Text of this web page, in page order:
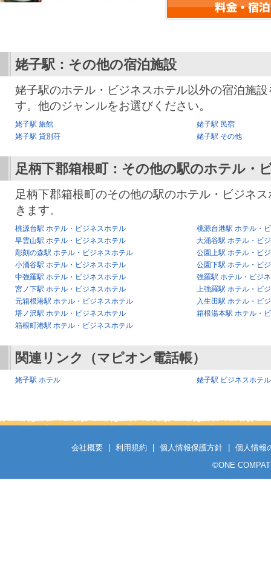
姥子駅：その他の宿泊施設
姥子駅のホテル・ビジネスホテル以外の宿泊施
す。他のジャンルをお選びください。
姥子駅 旅館
姥子駅 民宿
姥子駅 貸別荘
姥子駅 その他
足柄下郡箱根町：その他の駅のホテル・
足柄下郡箱根町のその他の駅のホテル・ビジネ
きます。
桃源台駅 ホテル・ビジネスホテル
桃源台港駅 ホテル・
早雲山駅 ホテル・ビジネスホテル
大涌谷駅 ホテル・ビ
彫刻の森駅 ホテル・ビジネスホテル
公園上駅 ホテル・ビ
小涌谷駅 ホテル・ビジネスホテル
公園下駅 ホテル・ビ
中強羅駅 ホテル・ビジネスホテル
強羅駅 ホテル・ビジ
宮ノ下駅 ホテル・ビジネスホテル
上強羅駅 ホテル・ビ
元箱根港駅 ホテル・ビジネスホテル
入生田駅 ホテル・ビ
塔ノ沢駅 ホテル・ビジネスホテル
箱根湯本駅 ホテル・
箱根町港駅 ホテル・ビジネスホテル
関連リンク（マピオン電話帳）
姥子駅 ホテル 姥子駅 ビジネスホテル
会社概要 利用規約 個人情報保護方針
個人情報
©ONE